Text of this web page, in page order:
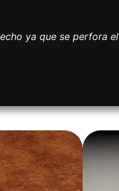
ya que se perfora